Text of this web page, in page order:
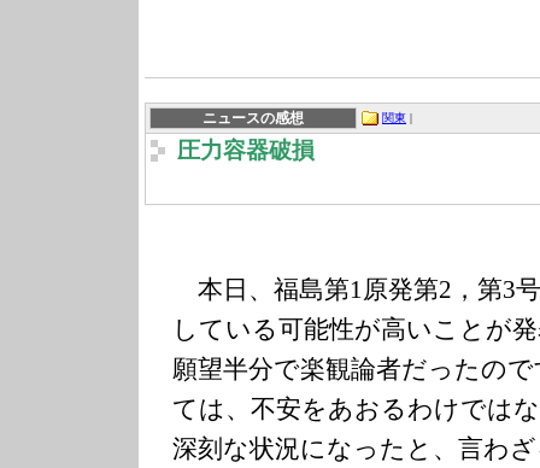
ニュースの感想 関東 |
圧力容器破損
本日、福島第1原発第2，第3
している可能性が高いことが
願望半分で楽観論者だったの
ては、不安をあおるわけでは
深刻な状況になったと、言わ